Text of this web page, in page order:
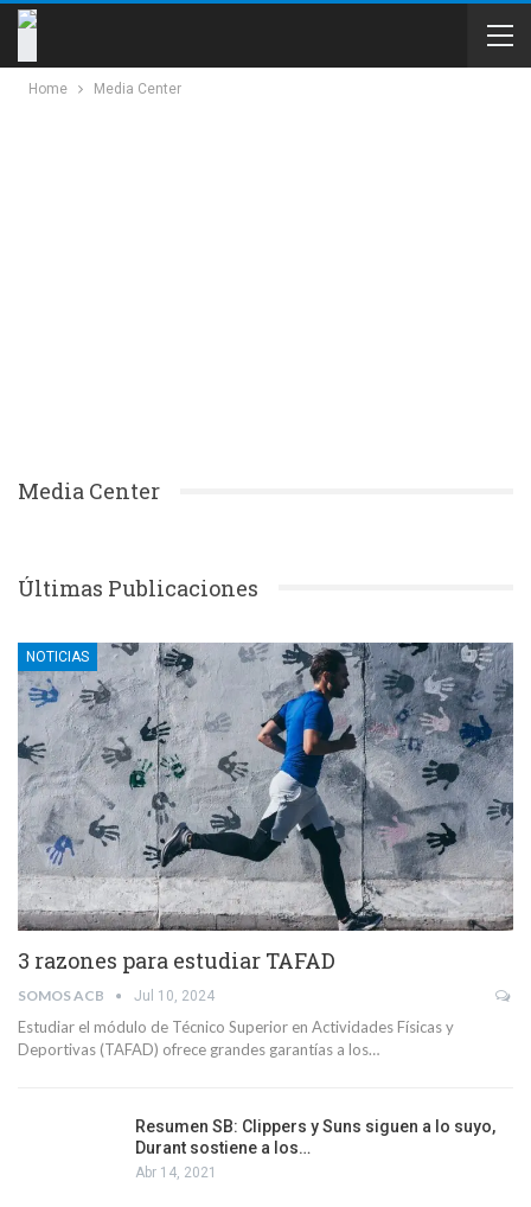
Home Media Center
Media Center
Últimas Publicaciones
NOTICIAS
3 razones para estudiar TAFAD
SOMOS ACB Jul 10, 2024
Estudiar el módulo de Técnico Superior en Actividades Físicas y
Deportivas (TAFAD) ofrece grandes garantías a los…
Resumen SB: Clippers y Suns siguen a lo suyo,
Durant sostiene a los…
Abr 14, 2021